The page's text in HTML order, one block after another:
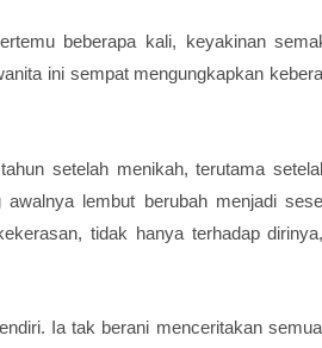
beberapa kali, keyakinan
ini sempat mengungkapkan
setelah menikah, terutama
lembut berubah menjadi
tidak hanya terhadap
Ia tak berani menceritakan